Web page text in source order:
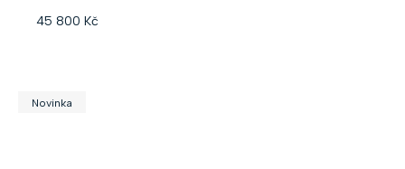
45 800 Kč
Novinka